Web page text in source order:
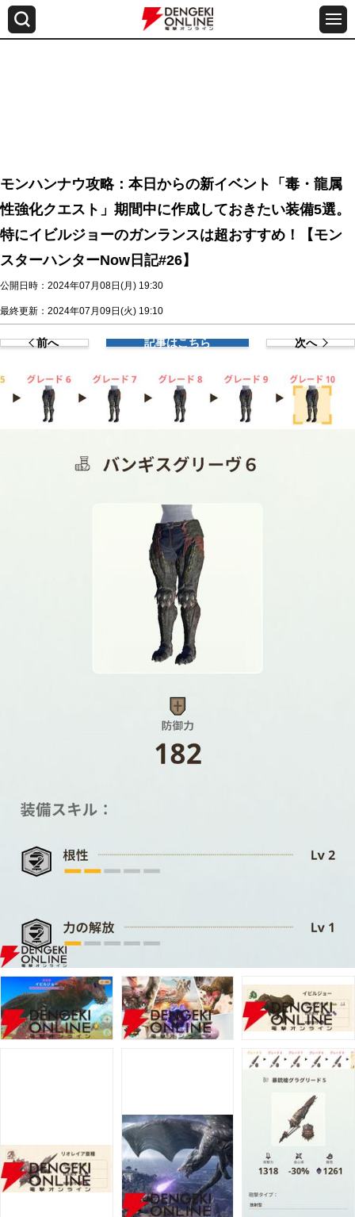
モンハンナウ攻略：本日からの新イベント「毒・龍属
性強化クエスト」期間中に作成しておきたい装備5選。
特にイビルジョーのガンランスは超おすすめ！【モン
スターハンターNow日記#26】
公開日時：2024年07月08日(月) 19:30
最終更新：2024年07月09日(火) 19:10
前へ 記事はこちら 次へ